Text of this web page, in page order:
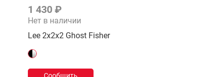
1 430 ₽
Нет в наличии
Lee 2x2x2 Ghost Fisher